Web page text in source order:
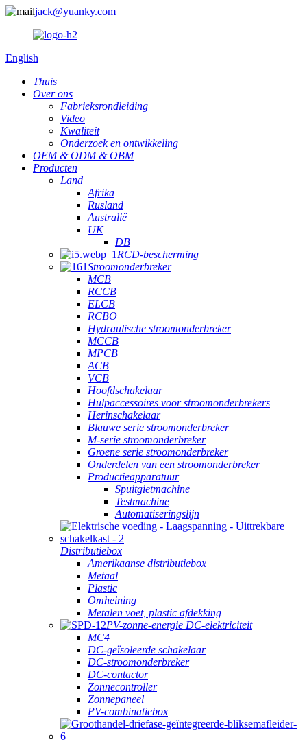
jack@yuanky.com
English
Thuis
Over ons
Fabrieksrondleiding
Video
Kwaliteit
Onderzoek en ontwikkeling
OEM & ODM & OBM
Producten
Land
Afrika
Rusland
Australië
UK
DB
RCD-bescherming
Stroomonderbreker
MCB
RCCB
ELCB
RCBO
Hydraulische stroomonderbreker
MCCB
MPCB
ACB
VCB
Hoofdschakelaar
Hulpaccessoires voor stroomonderbrekers
Herinschakelaar
Blauwe serie stroomonderbreker
M-serie stroomonderbreker
Groene serie stroomonderbreker
Onderdelen van een stroomonderbreker
Productieapparatuur
Spuitgietmachine
Testmachine
Automatiseringslijn
Distributiebox
Amerikaanse distributiebox
Metaal
Plastic
Omheining
Metalen voet, plastic afdekking
PV-zonne-energie DC-elektriciteit
MC4
DC-geïsoleerde schakelaar
DC-stroomonderbreker
DC-contactor
Zonnecontroller
Zonnepaneel
PV-combinatiebox